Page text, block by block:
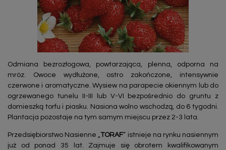
Odmiana bezrozłogowa, powtarzająca, plenna, odporna na
mróz. Owoce wydłużone, ostro zakończone, intensywnie
czerwone i aromatyczne. Wysiew na parapecie okiennym lub do
ogrzewanego tunelu II-III lub V-VI bezpośrednio do gruntu z
domieszką torfu i piasku. Nasiona wolno wschodzą, do 6 tygodni.
Plantacja pozostaje na tym samym miejscu przez 2-3 lata.
Przedsiębiorstwo Nasienne „TORAF” istnieje na rynku nasiennym
już od ponad 35 lat. Zajmuje się obrotem kwalifikowanym